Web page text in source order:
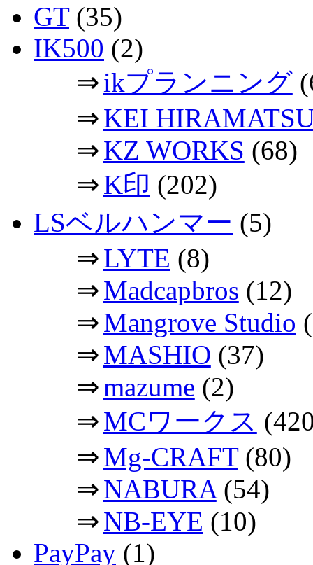
GT(35)
IK500 (2)
⇒ikプランニング
⇒KEI
⇒KZ WORKS (68)
⇒K印 (202)
LSベルハンマー (5)
⇒LYTE (8)
⇒Madcapbros (12)
⇒Mangrove Studio
⇒MASHIO (37)
⇒mazume (2)
⇒MCワークス
⇒Mg-CRAFT(80)
⇒NABURA(54)
⇒NB-EYE (10)
PayPay (1)